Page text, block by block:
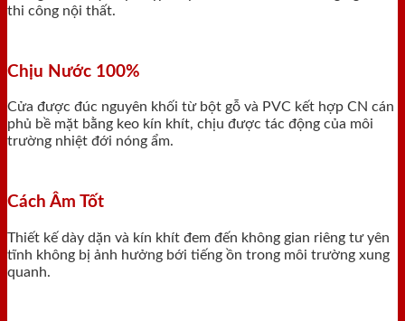
thi công nội thất.
Chịu Nước 100%
Cửa được đúc nguyên khối từ bột gỗ và PVC kết hợp CN cán
phủ bề mặt bằng keo kín khít, chịu được tác động của môi
trường nhiệt đới nóng ẩm.
Cách Âm Tốt
Thiết kế dày dặn và kín khít đem đến không gian riêng tư yên
tĩnh không bị ảnh hưởng bới tiếng ồn trong môi trường xung
quanh.